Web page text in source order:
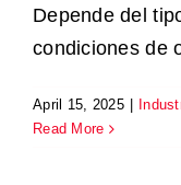
Compra
Fichas Técnicas
Depende del
condiciones de
April 15, 2025
Read More